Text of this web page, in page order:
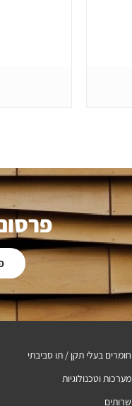
חומרים בעלי תקן / תו סביבתי
מערכות וטכנולוגיות
שרותים